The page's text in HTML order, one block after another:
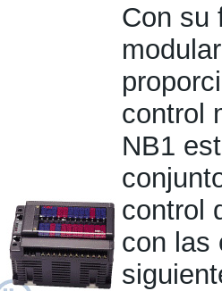
Con su
control
NB1
control
con las